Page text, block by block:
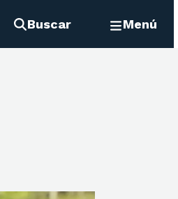
Buscar Menú